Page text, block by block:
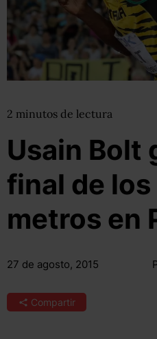
2 minutos de lectura
Usain Bolt
final de
metros en
27 de agosto, 2015
Compartir